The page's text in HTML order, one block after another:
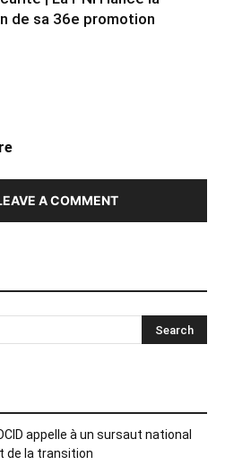
de sa 36e promotion
A COMMENT
appelle à un sursaut national
de la transition